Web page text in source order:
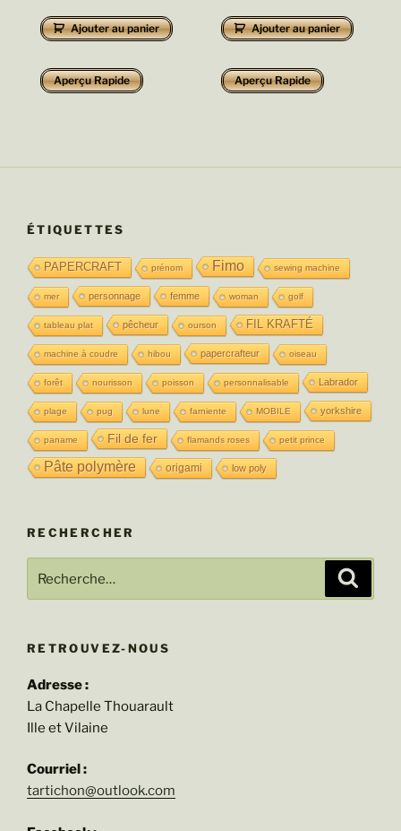
Ajouter au panier
Aperçu Rapide
Ajouter au panier
Aperçu Rapide
ÉTIQUETTES
PAPERCRAFT prénom Fimo sewing machine
mer personnage femme woman golf
tableau plat pêcheur ourson FIL KRAFTÉ
machine à coudre hibou papercrafteur oiseau
forêt nourisson poisson personnalisable Labrador
plage pug lune farniente MOBILE yorkshire
paname Fil de fer flamands roses petit prince
Pâte polymère origami low poly
RECHERCHER
pour
RETROUVEZ-NOUS
Adresse :
La Chapelle Thouarault
Ille et Vilaine
Courriel :
tartichon@outlook.com